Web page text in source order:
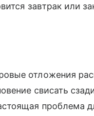
завтрак или
отложения
свисать
проблема